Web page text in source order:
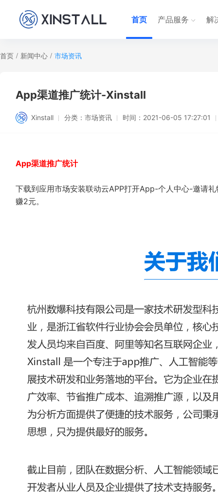
首页 产品服务 解
首页 / 新闻中心 / 市场资讯
App渠道推广统计-Xinstall
Xinstall 分类： 市场资讯 时间： 2021-06-05 17:27:01
App渠道推广统计
下载到应用市场安装联动云APP打开App-个人中心-邀请
赚2元。